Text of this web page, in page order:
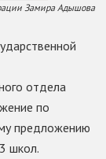
Замира Адышова
отдела
по
предложению
школ.